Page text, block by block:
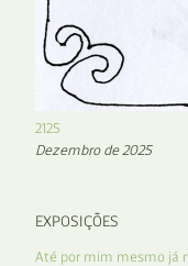
2125
Dezembro de 2025
EXPOSIÇÕES
Até por mim mesmo já